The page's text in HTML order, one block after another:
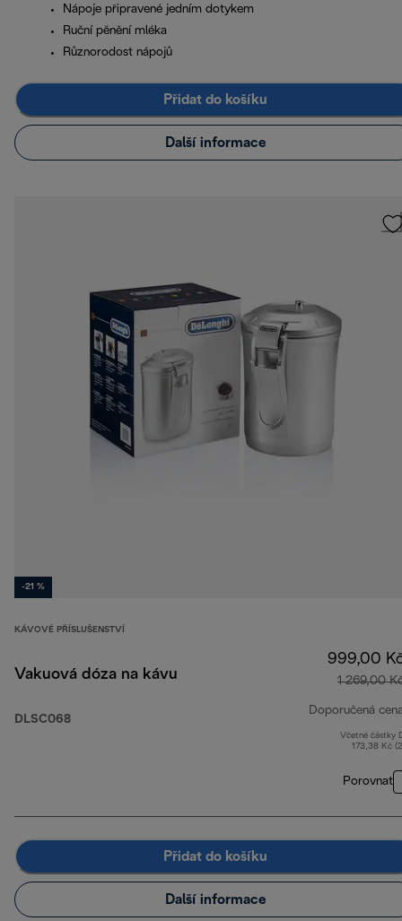
Nápoje připravené jedním dotykem
Ruční pěnění mléka
Různorodost nápojů
Přidat do košíku
Další informace
-21 %
KÁVOVÉ PŘÍSLUŠENSTVÍ
Vakuová dóza na kávu
DLSC068
999,00
1 269,00
Doporučená
Včetně částky
173,38 Kč
Porovnat
Přidat do košíku
Další informace